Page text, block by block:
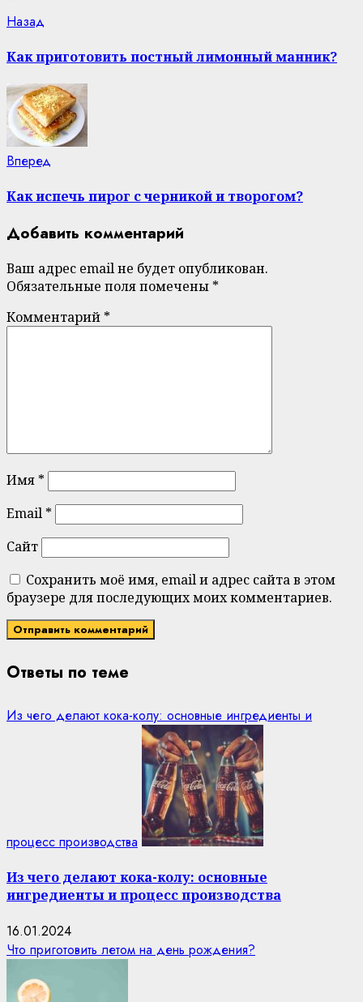
Continue
Reading
Назад
Как приготовить постный лимонный манник?
Вперед
Как испечь пирог с черникой и творогом?
Добавить комментарий
Ваш адрес email не будет опубликован.
Обязательные поля помечены *
Комментарий *
Имя *
Email *
Сайт
Сохранить моё имя, email и адрес сайта в этом
браузере для последующих моих комментариев.
Ответы по теме
Из чего делают кока-колу: основные ингредиенты и
процесс производства
Из чего делают кока-колу: основные
ингредиенты и процесс производства
16.01.2024
Что приготовить летом на день рождения?